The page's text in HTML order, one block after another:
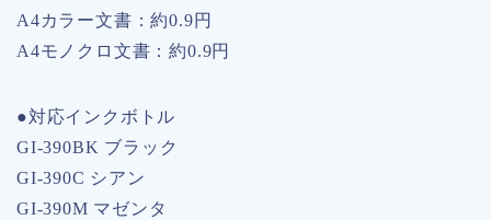
A4カラー文書：約0.9円
A4モノクロ文書：約0.9円
●対応インクボトル
GI-390BK ブラック
GI-390C シアン
GI-390M マゼンタ